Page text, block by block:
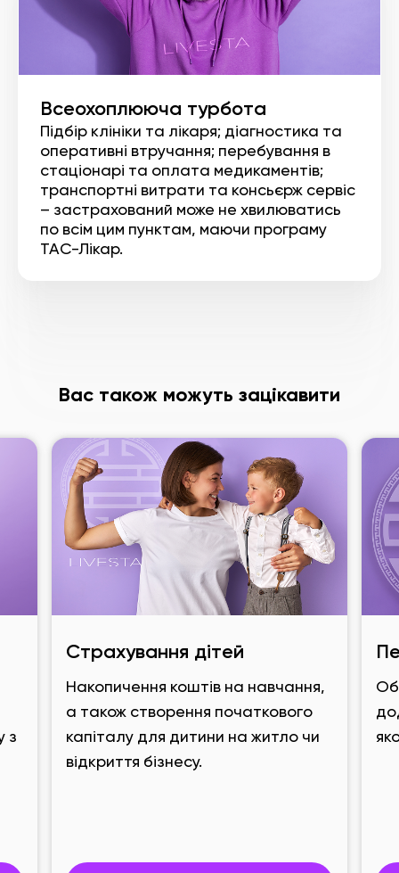
Всеохоплююча турбота
Підбір клініки та лікаря; діагностика та
оперативні втручання; перебування в
стаціонарі та оплата медикаментів;
транспортні витрати та консьєрж сервіс
– застрахований може не хвилюватись
по всім цим пунктам, маючи програму
ТАС-Лікар.
Вас також можуть зацікавити
з
Страхування дітей
Накопичення коштів на навчання,
а також створення початкового
капіталу для дитини на житло чи
відкриття бізнесу.